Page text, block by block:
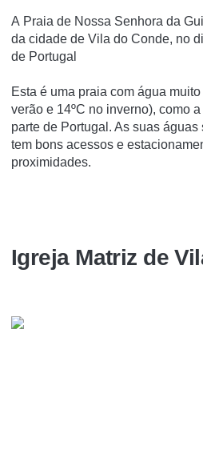
A Praia de Nossa Senhora da
da cidade de Vila do Conde, no
de Portugal
Esta é uma praia com água
verão e 14ºC no inverno), como
parte de Portugal. As suas
tem bons acessos e
proximidades.
Igreja Matriz de